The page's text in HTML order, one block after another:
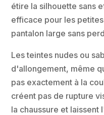
étire la silhouette sans
efficace pour les
pantalon large sans
Les teintes nudes ou
d'allongement, même
pas exactement à la
créent pas de rupture
la chaussure et